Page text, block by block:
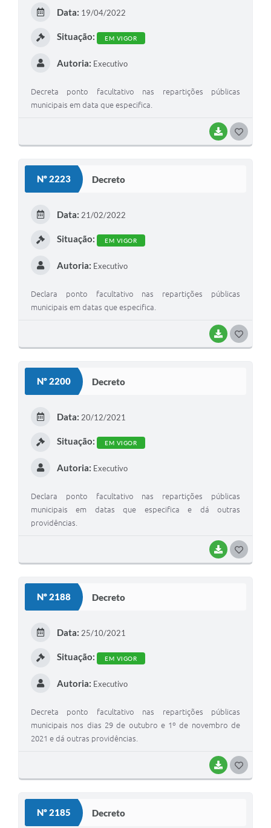
BAIXAR
Data: 19/04/2022
Situação: EM VIGOR
Autoria: Executivo
Decreta ponto facultativo nas repartições públicas
municipais em data que especifica.
Nº 2223 Decreto
BAIXAR
Data: 21/02/2022
Situação: EM VIGOR
Autoria: Executivo
Declara ponto facultativo nas repartições públicas
municipais em datas que especifica.
Nº 2200 Decreto
BAIXAR
Data: 20/12/2021
Situação: EM VIGOR
Autoria: Executivo
Declara ponto facultativo nas repartições públicas
municipais em datas que especifica e dá outras
providências.
Nº 2188 Decreto
BAIXAR
Data: 25/10/2021
Situação: EM VIGOR
Autoria: Executivo
Decreta ponto facultativo nas repartições públicas
municipais nos dias 29 de outubro e 1º de novembro de
2021 e dá outras providências.
Nº 2185 Decreto